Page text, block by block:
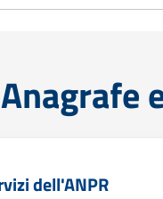
dell'ANPR